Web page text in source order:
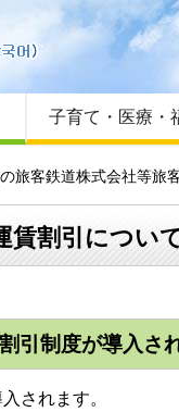
はじめての方へ
Foreign language
サイトマップ
子育て・医療・
旅客鉄道株式会社等旅
賃割引につい
引制度が導入さ
されます。